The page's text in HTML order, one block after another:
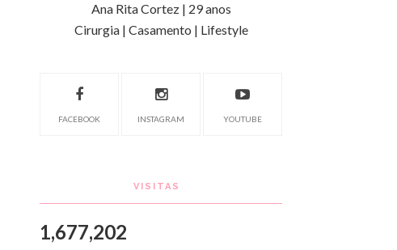
Ana Rita Cortez | 29 anos
Cirurgia | Casamento | Lifestyle
FACEBOOK INSTAGRAM YOUTUBE
VISITAS
1,677,202